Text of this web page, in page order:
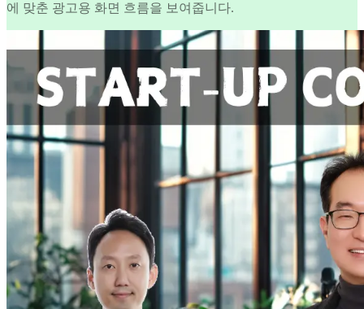
에 맞춘 광고용 화면 흐름을 보여줍니다.